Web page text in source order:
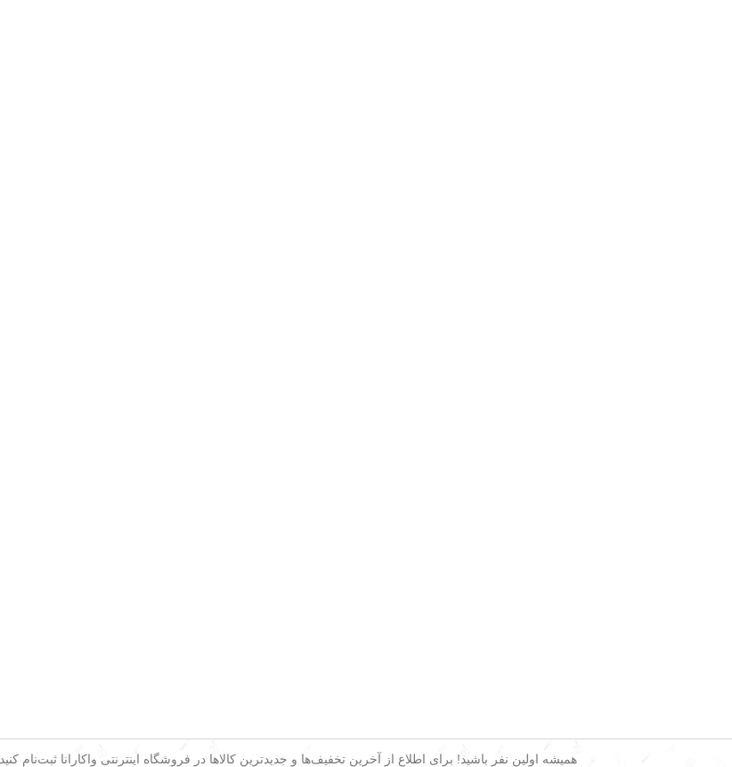
همیشه اولین نفر باشید! برای اطلاع از آخرین تخفیف‌ها و جدیدترین کالاها در فروشگاه اینترنتی واکارانا ثبت‌نام کنید.